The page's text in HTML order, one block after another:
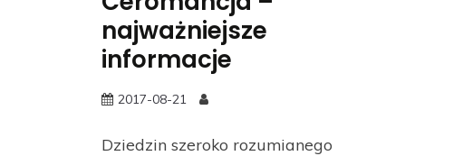
najważniejsze
informacje
2017-08-21
Dziedzin szeroko rozumianego